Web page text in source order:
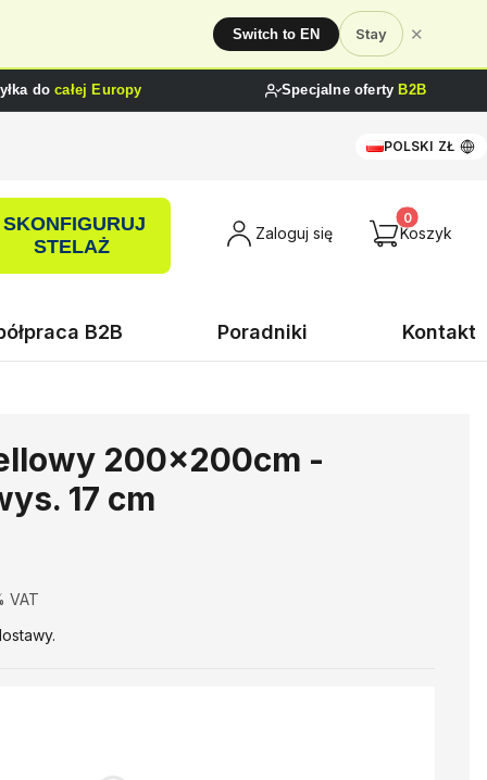
Switch to EN Stay ✕
docałej Europy Specjalne oferty B2B
POLSKI ZŁ
SKONFIGURUJ
STELAŻ
Zaloguj się Produkty w
Koszyk
B2B Poradniki Kontakt
200x200cm -
17 cm
VAT
VAT